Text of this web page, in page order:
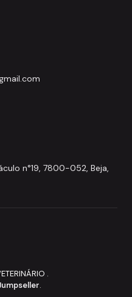
n°19, 7800-052, Beja,
.
.